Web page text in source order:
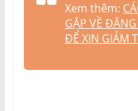
Xem thêm:
GẶP VỀ
ĐỂ XIN GIẢM